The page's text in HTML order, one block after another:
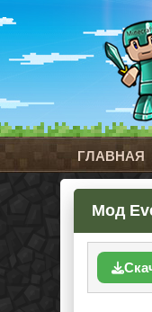
ГЛАВНАЯ
Мод